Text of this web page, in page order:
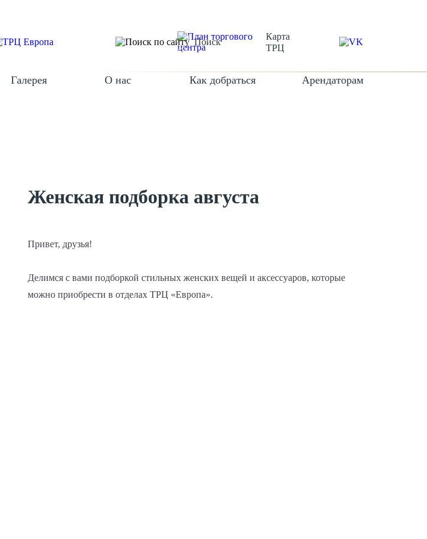
Поиск
Карта
ТРЦ
Галерея О нас Как добраться Арендаторам
Женская подборка августа
Привет, друзья!
Делимся с вами подборкой стильных женских вещей и аксессуаров, которые
можно приобрести в отделах ТРЦ «Европа».